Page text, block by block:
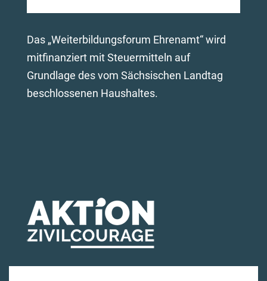
Das „Weiterbildungsforum Ehrenamt“ wird
mitfinanziert mit Steuermitteln auf
Grundlage des vom Sächsischen Landtag
beschlossenen Haushaltes.